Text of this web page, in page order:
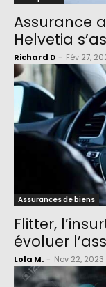
Assurance
Helvetia
Richard D Fév 27,
Assurances de biens
Flitter,
évoluer
Lola M. Nov 22, 2023